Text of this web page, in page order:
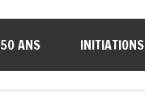
50 ANS INITIATIONS